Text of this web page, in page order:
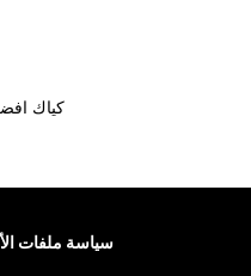
كياك
سياسة ملفات